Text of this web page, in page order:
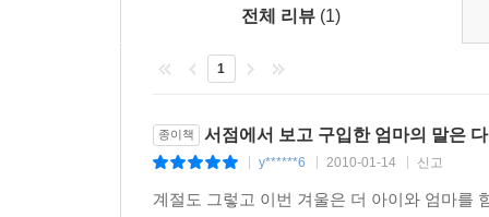
전체 리뷰 (1)
1
종이책 서점에서 보고 구입한 엄마의 말은
y******6 2010-01-14 신고
계절도 그렇고 이번 겨울은 더 아이와 엄마를